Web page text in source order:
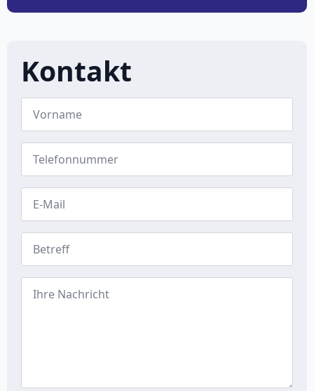
Kontakt
Name
Phone
Number
Email
Subject
Message